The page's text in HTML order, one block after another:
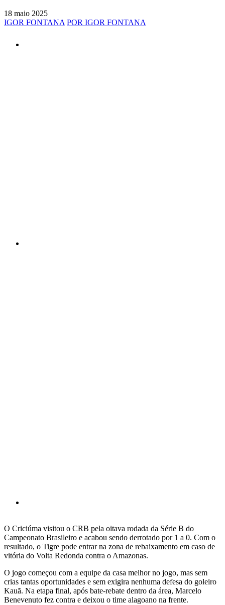
18 maio 2025
IGOR FONTANA POR IGOR FONTANA
O Criciúma visitou o CRB pela oitava rodada da Série B do
Campeonato Brasileiro e acabou sendo derrotado por 1 a 0. Com o
resultado, o Tigre pode entrar na zona de rebaixamento em caso de
vitória do Volta Redonda contra o Amazonas.
O jogo começou com a equipe da casa melhor no jogo, mas sem
crias tantas oportunidades e sem exigira nenhuma defesa do goleiro
Kauã. Na etapa final, após bate-rebate dentro da área, Marcelo
Benevenuto fez contra e deixou o time alagoano na frente.